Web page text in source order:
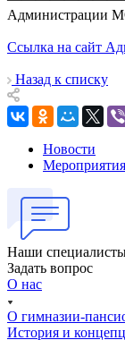
Администрации
Ссылка на сайт
Назад к списку
Новости
Мероприятия
Наши
Задать вопрос
О нас
О гимназии-
История и